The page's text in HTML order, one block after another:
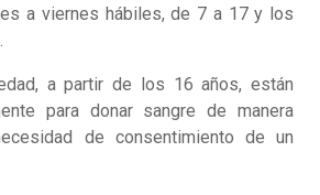
a viernes hábiles, de 7 a 17 y los
a partir de los 16 años, están
para donar sangre de manera
de consentimiento de un